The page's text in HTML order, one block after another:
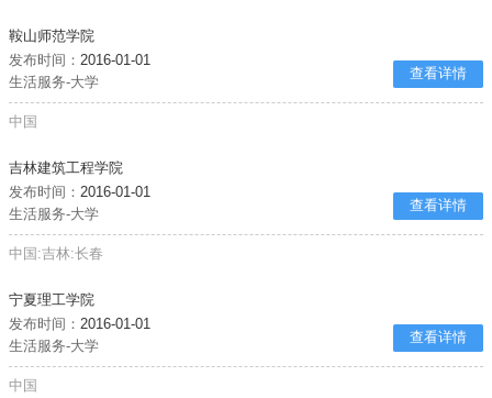
鞍山师范学院
发布时间：2016-01-01
生活服务-大学
查看详情
中国
吉林建筑工程学院
发布时间：2016-01-01
生活服务-大学
查看详情
中国:吉林:长春
宁夏理工学院
发布时间：2016-01-01
生活服务-大学
查看详情
中国